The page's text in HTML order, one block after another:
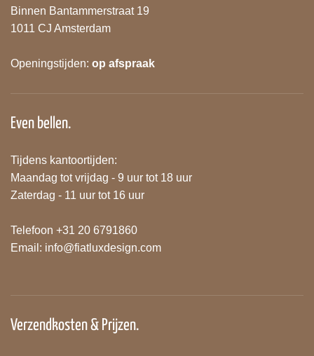
Binnen Bantammerstraat 19
1011 CJ Amsterdam
Openingstijden: op afspraak
Even bellen.
Tijdens kantoortijden:
Maandag tot vrijdag - 9 uur tot 18 uur
Zaterdag - 11 uur tot 16 uur
Telefoon +31 20 6791860
Email: info@fiatluxdesign.com
Verzendkosten & Prijzen.